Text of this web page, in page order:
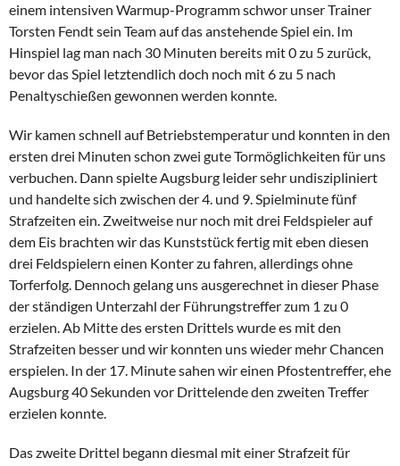
einem intensiven Warmup-Programm schwor unser Trainer
Torsten Fendt sein Team auf das anstehende Spiel ein. Im
Hinspiel lag man nach 30 Minuten bereits mit 0 zu 5 zurück,
bevor das Spiel letztendlich doch noch mit 6 zu 5 nach
Penaltyschießen gewonnen werden konnte.
Wir kamen schnell auf Betriebstemperatur und konnten in den
ersten drei Minuten schon zwei gute Tormöglichkeiten für uns
verbuchen. Dann spielte Augsburg leider sehr undiszipliniert
und handelte sich zwischen der 4. und 9. Spielminute fünf
Strafzeiten ein. Zweitweise nur noch mit drei Feldspieler auf
dem Eis brachten wir das Kunststück fertig mit eben diesen
drei Feldspielern einen Konter zu fahren, allerdings ohne
Torferfolg. Dennoch gelang uns ausgerechnet in dieser Phase
der ständigen Unterzahl der Führungstreffer zum 1 zu 0
erzielen. Ab Mitte des ersten Drittels wurde es mit den
Strafzeiten besser und wir konnten uns wieder mehr Chancen
erspielen. In der 17. Minute sahen wir einen Pfostentreffer, ehe
Augsburg 40 Sekunden vor Drittelende den zweiten Treffer
erzielen konnte.
Das zweite Drittel begann diesmal mit einer Strafzeit für